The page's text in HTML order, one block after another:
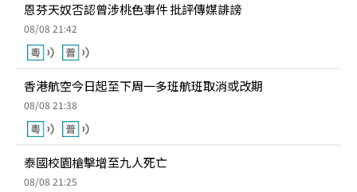
恩芬天奴否認曾涉桃色事件 批評傳媒誹謗
08/08 21:42
香港航空今日起至下周一多班航班取消或改期
08/08 21:38
泰國校園槍擊增至九人死亡
08/08 21:25